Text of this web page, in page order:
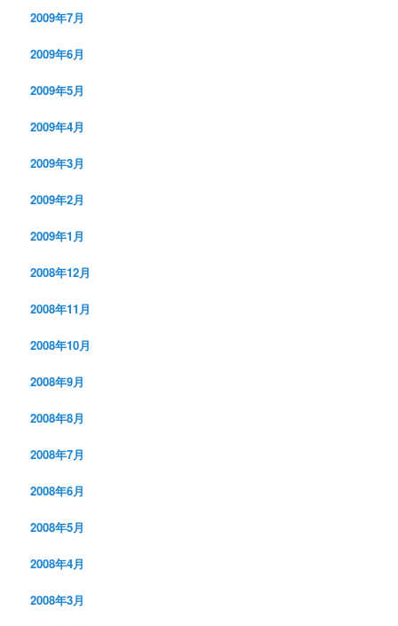
2009年7月
2009年6月
2009年5月
2009年4月
2009年3月
2009年2月
2009年1月
2008年12月
2008年11月
2008年10月
2008年9月
2008年8月
2008年7月
2008年6月
2008年5月
2008年4月
2008年3月